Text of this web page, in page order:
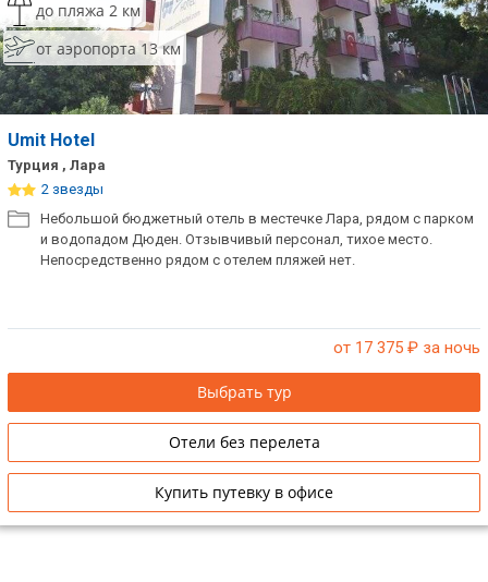
до пляжа 2 км
от аэропорта 13 км
Umit Hotel
Турция , Лара
2 звезды
Небольшой бюджетный отель в местечке Лара, рядом с парком
и водопадом Дюден. Отзывчивый персонал, тихое место.
Непосредственно рядом с отелем пляжей нет.
от 17 375 ₽ за ночь
Выбрать тур
Отели без перелета
Купить путевку в офисе